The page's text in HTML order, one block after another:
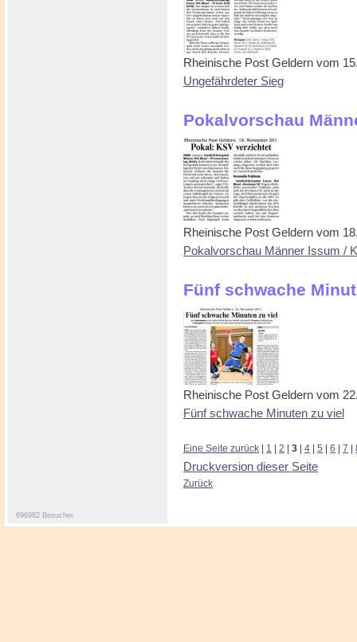
Rheinische Post Geldern vom
Ungefährdeter Sieg
Pokalvorschau
Rheinische Post Geldern vom
Pokalvorschau Männer Issum /
Fünf schwache
Rheinische Post Geldern vom
Fünf schwache Minuten zu viel
Eine Seite zurück 1 2 3 4 5 6 7
Druckversion dieser Seite
Zurück
696982 Besucher